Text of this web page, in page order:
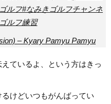
ルフ#なみきゴルフチャンネ
ルフ練習
– Kyary Pamyu Pamyu
ているよ、という方はきっ
るけどいつもがんばってい